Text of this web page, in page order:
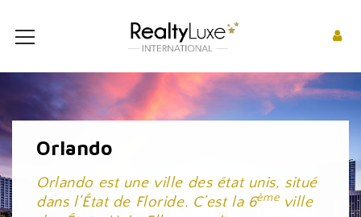
Orlando
Orlando est une ville des état unis, situé
dans l’État de Floride. C’est la 6èmeville